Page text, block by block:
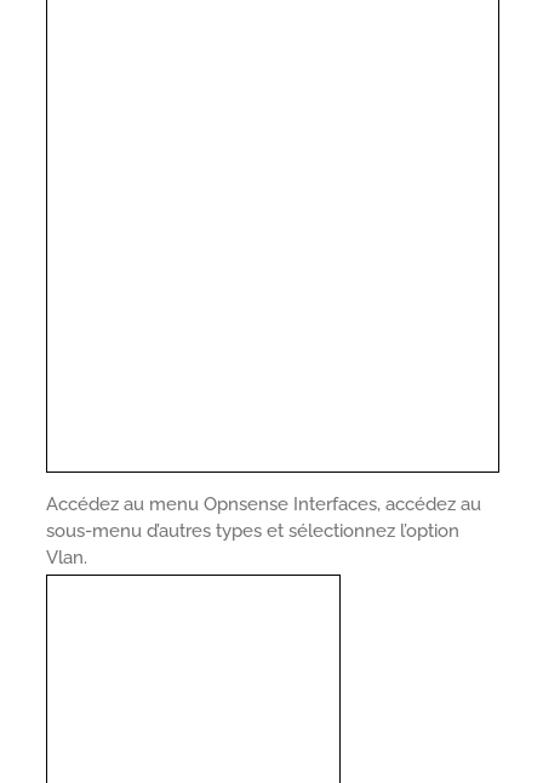
Accédez au menu Opnsense Interfaces, accédez au
sous-menu d’autres types et sélectionnez l’option
Vlan.